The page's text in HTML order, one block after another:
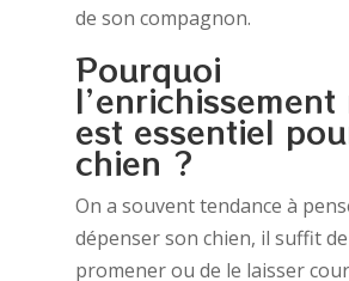
de son compagnon.
Pourquoi
est essentiel
chien ?
On a souvent tendance à
dépenser son chien, il suffit
promener ou de le laisser